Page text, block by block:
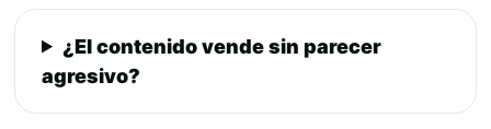
¿El contenido vende sin parecer
agresivo?